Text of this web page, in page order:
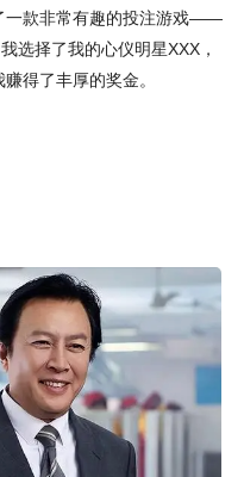
一款非常有趣的投注游戏——
选择了我的心仪明星XXX，
得了丰厚的奖金。